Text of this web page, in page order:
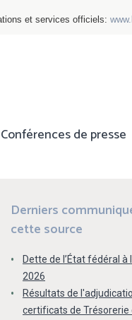
et services officiels:
Conférences de presse
Derniers
cette source
Dette de l’État fédéral à
2026
Résultats de
certificats de Trésorerie